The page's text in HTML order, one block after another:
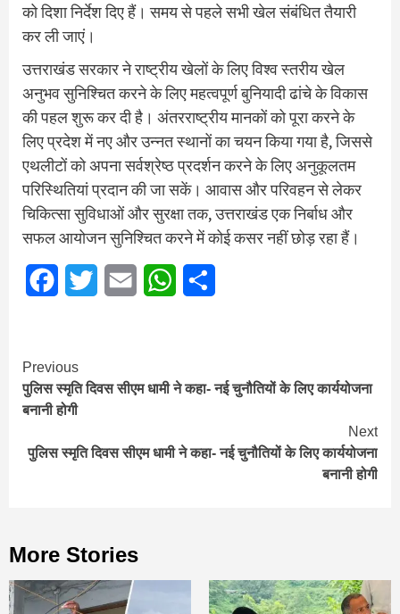
को दिशा निर्देश दिए हैं। समय से पहले सभी खेल संबंधित तैयारी
कर ली जाएं।
उत्तराखंड सरकार ने राष्ट्रीय खेलों के लिए विश्व स्तरीय खेल
अनुभव सुनिश्चित करने के लिए महत्वपूर्ण बुनियादी ढांचे के विकास
की पहल शुरू कर दी है। अंतरराष्ट्रीय मानकों को पूरा करने के
लिए प्रदेश में नए और उन्नत स्थानों का चयन किया गया है, जिससे
एथलीटों को अपना सर्वश्रेष्ठ प्रदर्शन करने के लिए अनुकूलतम
परिस्थितियां प्रदान की जा सकें। आवास और परिवहन से लेकर
चिकित्सा सुविधाओं और सुरक्षा तक, उत्तराखंड एक निर्बाध और
सफल आयोजन सुनिश्चित करने में कोई कसर नहीं छोड़ रहा हैं।
FacebookTwitter Email WhatsApp
Continue
Reading
Previous
पुलिस स्मृति दिवस सीएम धामी ने कहा- नई चुनौतियों के लिए कार्ययोजना
बनानी होगी
Next
पुलिस स्मृति दिवस सीएम धामी ने कहा- नई चुनौतियों के लिए कार्ययोजना
बनानी होगी
More Stories